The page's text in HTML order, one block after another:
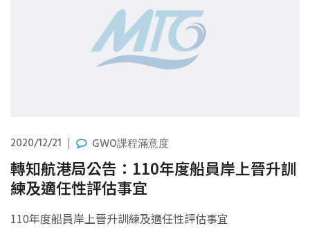
2020/12/21 GWO課程滿意度
轉知航港局公告：110年度船員岸上晉升訓
練及適任性評估事宜
110年度船員岸上晉升訓練及適任性評估事宜